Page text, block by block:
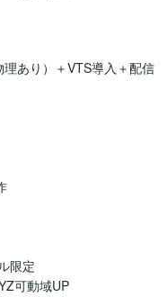
あり）＋VTS導入＋配信
限定
可動域UP